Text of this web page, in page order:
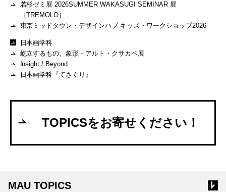
若杉ゼミ展 2026SUMMER WAKASUGI SEMINAR 展
［TREMOLO］
東京ミッドタウン・デザインハブ キッズ・ワークショップ2026
日本画学科
屹立するもの。象形－アルト・クサカベ展
Insight / Beyond
日本画学科『てさぐり』
TOPICSをお寄せください！
MAU TOPICS